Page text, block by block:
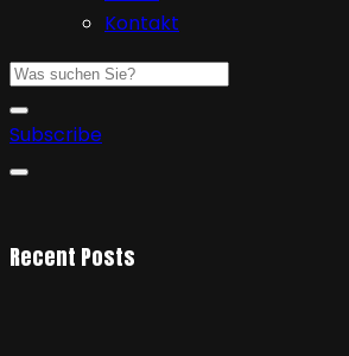
Kontakt
Subscribe
Recent Posts